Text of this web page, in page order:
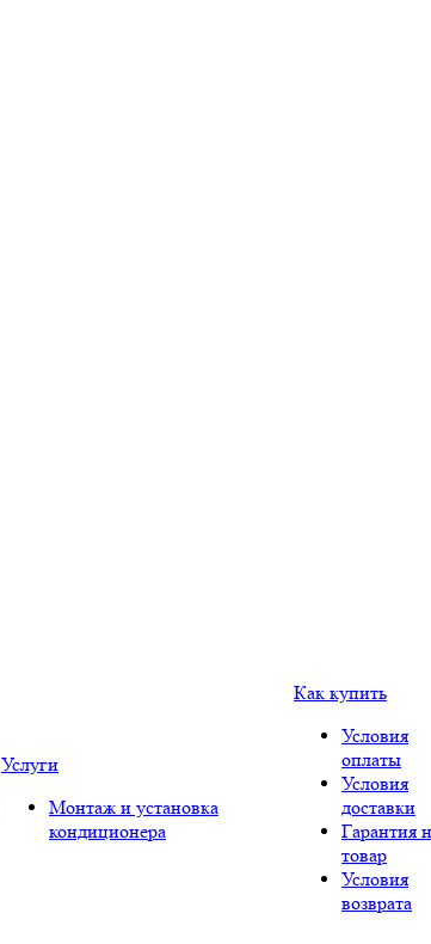
Услуги
Монтаж и установка
кондиционера
Как купить
Условия
оплаты
Условия
доставки
Гарантия
товар
Условия
возврата